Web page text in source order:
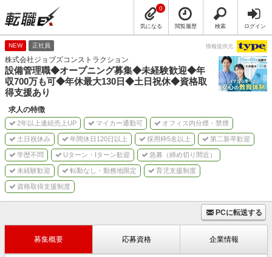
気になる
0
閲覧履歴 検索 ログイン
NEW 正社員 情報提供元
株式会社ジョブズコンストラクション
設備管理職◆オープニング募集◆未経験歓迎◆年
収700万も可◆年休最大130日◆土日祝休◆資格取
得支援あり
求人の特徴
2年以上連続売上UP マイカー通勤可 オフィス内分煙・禁煙
土日祝休み 年間休日120日以上 採用枠5名以上 第二新卒歓迎
学歴不問 Uターン・Iターン歓迎 急募（締め切り間近）
未経験歓迎 転勤なし・勤務地限定 育児支援制度
資格取得支援制度
PCに転送する
募集概要 応募資格 企業情報